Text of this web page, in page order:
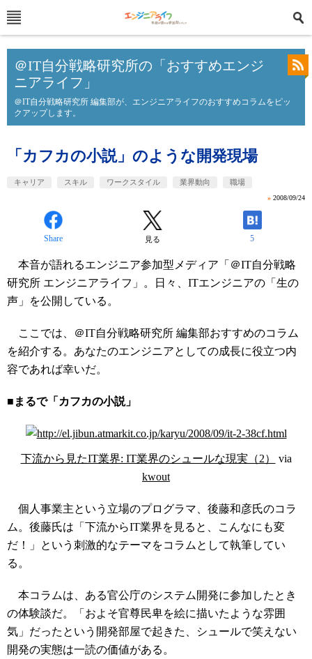
＠IT自分戦略研究所の「おすすめエンジ
ニアライフ」
＠IT自分戦略研究所 編集部が、エンジニアライフのおすすめコラムをピッ
クアップします。
「カフカの小説」のような開発現場
キャリア スキル ワークスタイル 業界動向 職場
» 2008/09/24
Share 見る 5
本音が語れるエンジニア参加型メディア「＠IT自分戦略
研究所 エンジニアライフ」。日々、ITエンジニアの「生の
声」を公開している。
ここでは、＠IT自分戦略研究所 編集部おすすめのコラム
を紹介する。あなたのエンジニアとしての成長に役立つ内
容であれば幸いだ。
■まるで「カフカの小説」
下流から見たIT業界: IT業界のシュールな現実（2）
via
kwout
個人事業主という立場のプログラマ、後藤和彦氏のコラ
ム。後藤氏は「下流からIT業界を見ると、こんなにも変
だ！」という刺激的なテーマをコラムとして執筆してい
る。
本コラムは、ある官公庁のシステム開発に参加したとき
の体験談だ。「およそ官尊民卑を絵に描いたような雰囲
気」だったという開発部屋で起きた、シュールで笑えない
開発の実態は一読の価値がある。